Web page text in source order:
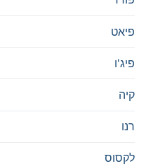
פיאט
פיג'ו
קיה
רנו
לקסוס